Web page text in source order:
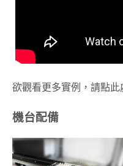
欲觀看更多實例，請點此
機台配備